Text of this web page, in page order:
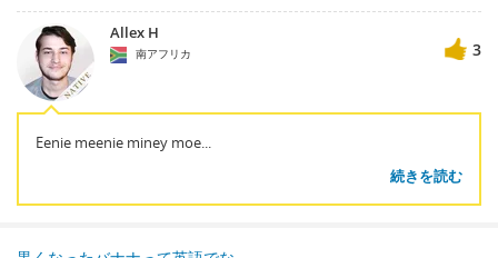
Allex H
南アフリカ 3
Eenie meenie miney moe...
続きを読む